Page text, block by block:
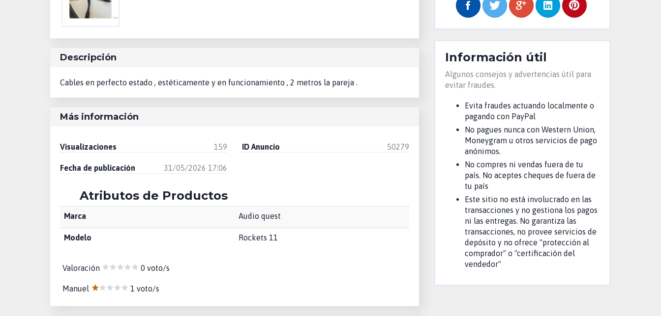
Información útil
Algunos consejos y advertencias útil para
evitar fraudes.
Evita fraudes actuando localmente o
pagando con PayPal
No pagues nunca con Western Union,
Moneygram u otros servicios de pago
anónimos.
No compres ni vendas fuera de tu
país. No aceptes cheques de fuera de
tu país
Este sitio no está involucrado en las
transacciones y no gestiona los pagos
ni las entregas. No garantiza las
transacciones, no provee servicios de
depósito y no ofrece "protección al
comprador" o "certificación del
vendedor"
Descripción
Cables en perfecto estado , estéticamente y en funcionamiento , 2 metros la pareja .
Más información
Visualizaciones 159 ID Anuncio 50279
Fecha de publicación 31/05/2026 17:06
Atributos de Productos
Marca Audio quest
Modelo Rockets 11
Valoración 0 voto/s
Manuel 1 voto/s